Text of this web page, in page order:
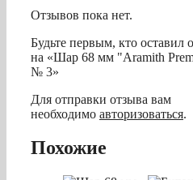
Отзывов пока нет.
Будьте первым, кто оставил
на «Шар 68 мм "Aramith
№ 3»
Для отправки отзыва вам
необходимо авторизоваться.
Похожие